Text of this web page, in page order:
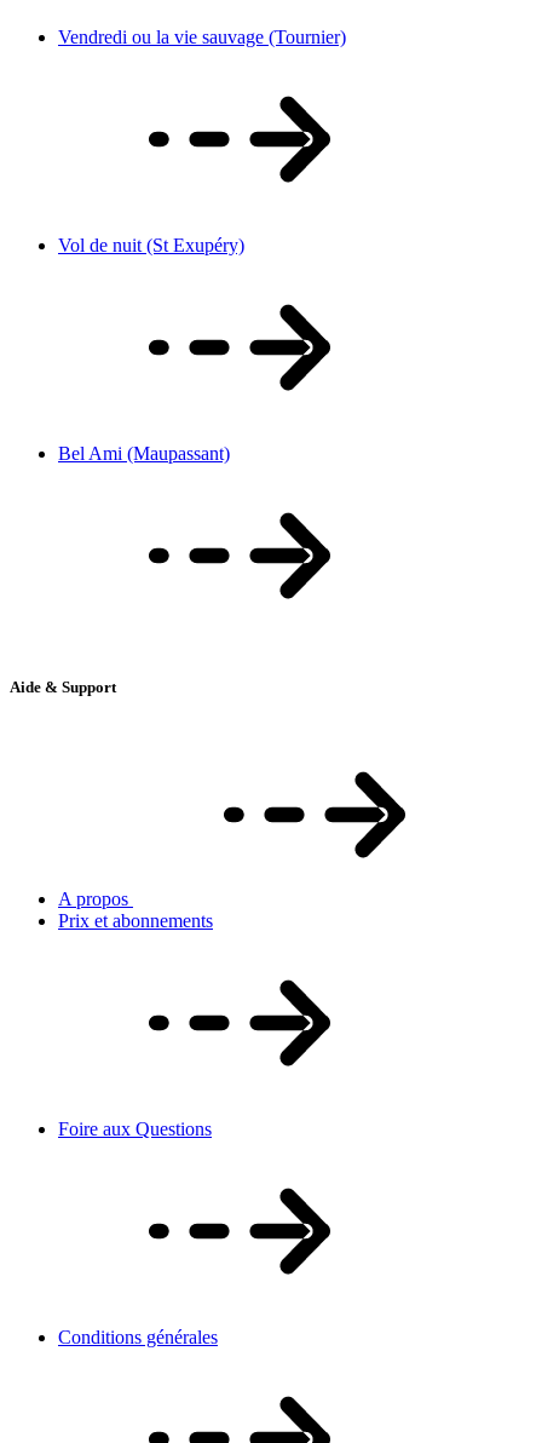
Vendredi ou la vie sauvage (Tournier)
Vol de nuit (St Exupéry)
Bel Ami (Maupassant)
Aide & Support
A propos
Prix et abonnements
Foire aux Questions
Conditions générales